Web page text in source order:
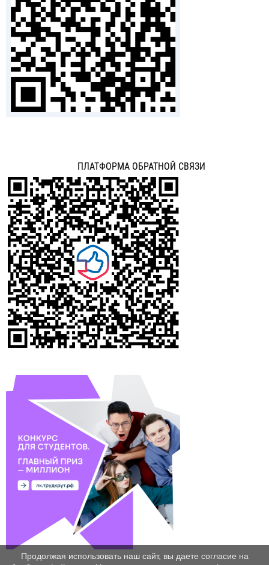
ПЛАТФОРМА ОБРАТНОЙ СВЯЗИ
Продолжая использовать наш сайт, вы даете согласие на